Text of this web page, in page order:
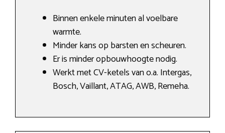
Binnen enkele minuten al voelbare
warmte.
Minder kans op barsten en scheuren.
Er is minder opbouwhoogte nodig.
Werkt met CV-ketels van o.a. Intergas,
Bosch, Vaillant, ATAG, AWB, Remeha.